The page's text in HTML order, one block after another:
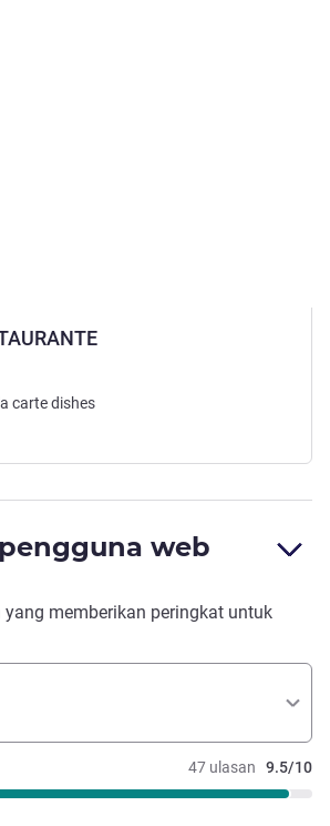
carte dishes
web
yang memberikan peringkat untuk
47 ulasan 9.5/10